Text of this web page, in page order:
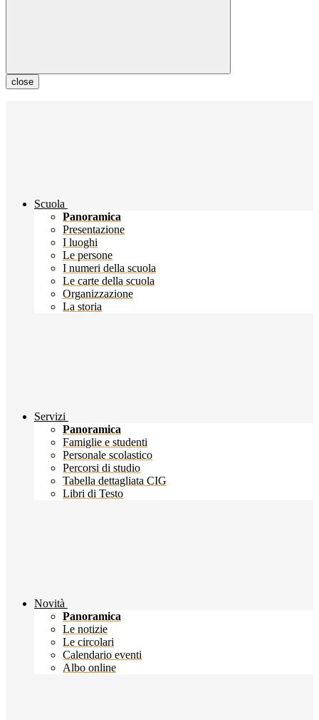
close
Scuola
Panoramica
Presentazione
I luoghi
Le persone
I numeri della scuola
Le carte della scuola
Organizzazione
La storia
Servizi
Panoramica
Famiglie e studenti
Personale scolastico
Percorsi di studio
Tabella dettagliata CIG
Libri di Testo
Novità
Panoramica
Le notizie
Le circolari
Calendario eventi
Albo online